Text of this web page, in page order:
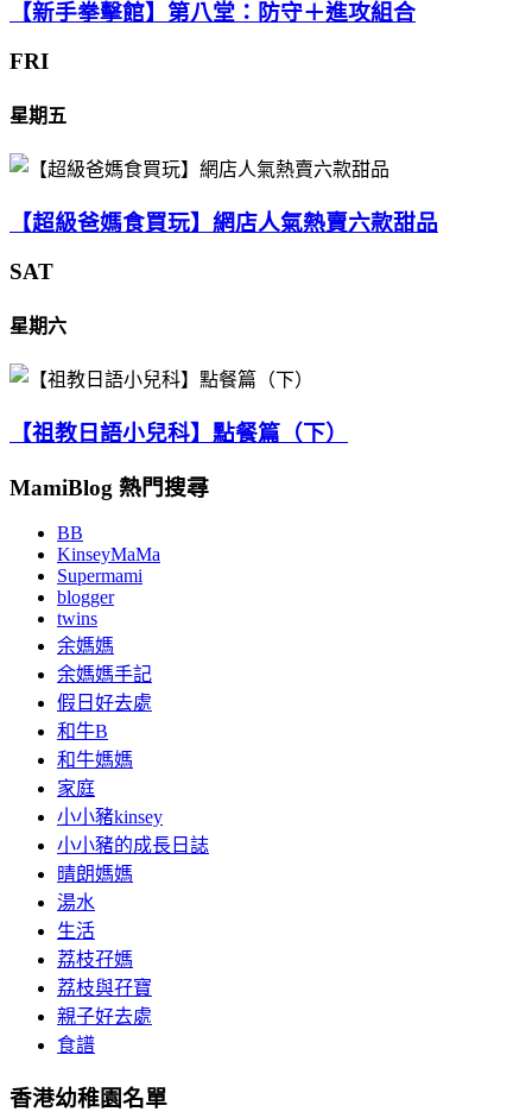
【新手拳擊館】第八堂：防守＋進攻組合
FRI
星期五
【超級爸媽食買玩】網店人氣熱賣六款甜品
SAT
星期六
【祖教日語小兒科】點餐篇（下）
MamiBlog 熱門搜尋
BB
KinseyMaMa
Supermami
blogger
twins
余媽媽
余媽媽手記
假日好去處
和牛B
和牛媽媽
家庭
小小豬kinsey
小小豬的成長日誌
晴朗媽媽
湯水
生活
荔枝孖媽
荔枝與孖寶
親子好去處
食譜
香港幼稚園名單